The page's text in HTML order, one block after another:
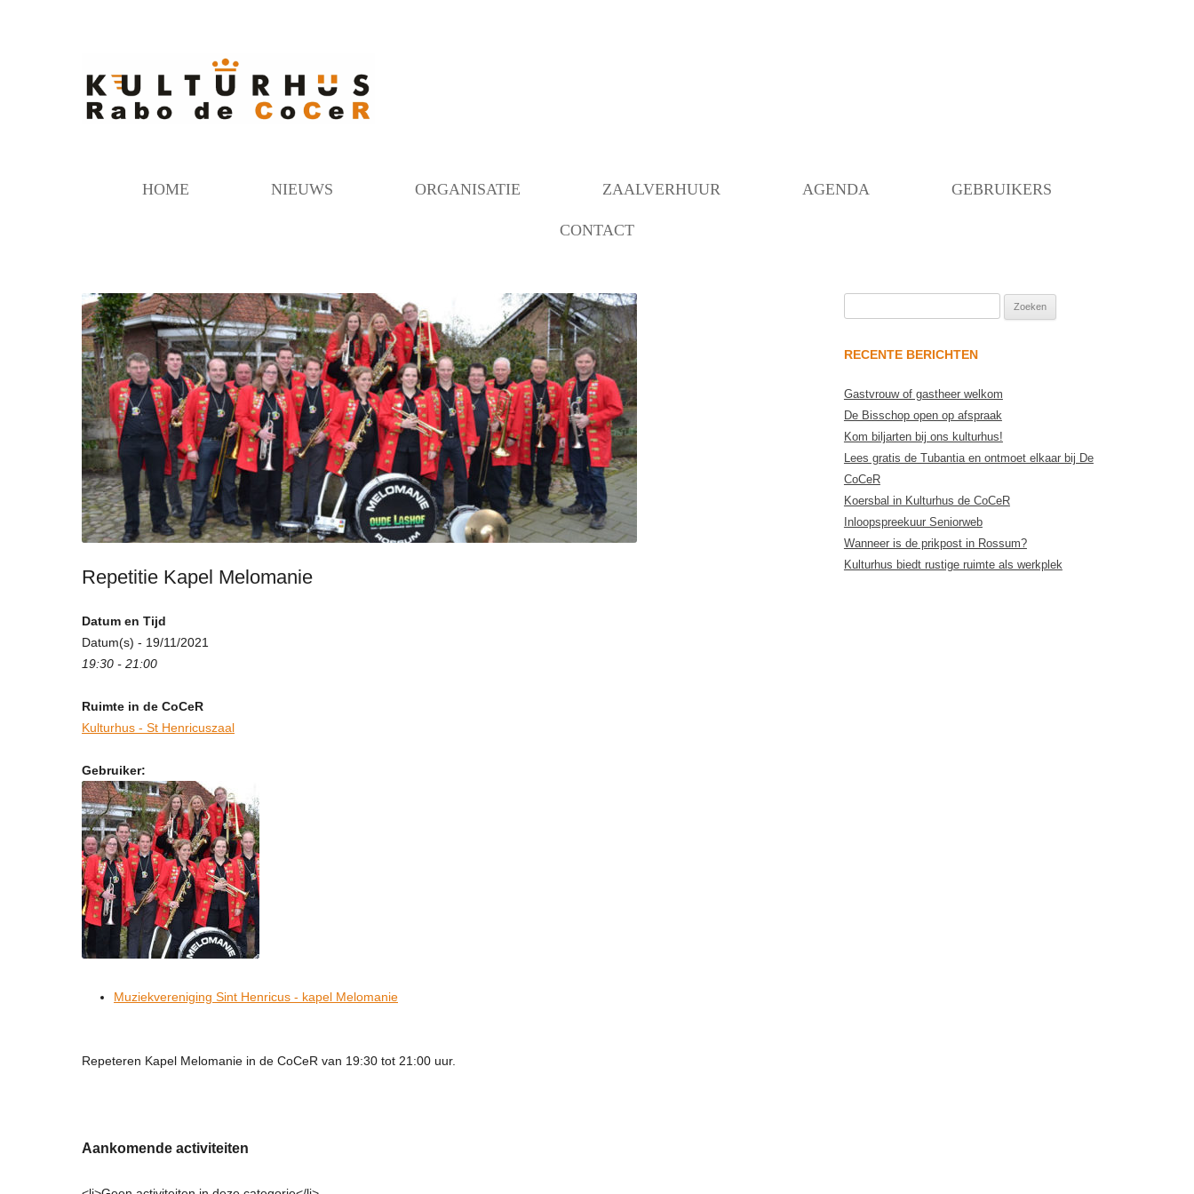
HOME NIEUWS ORGANISATIE
VERBOUWING MOGELIJK
GEMAAKT DOOR…..
COMMUNICATIE/PROGRAMMERING
DECORATIEGROEP
VAKANTIES
FAQ’S
TERRAS BIJ DE COCER
ZAALVERHUUR
BEZETTING RUIMTEN
AGENDA GEBRUIKERS
CONTACT
Repetitie Kapel Melomanie
Datum en Tijd
Datum(s) - 19/11/2021
19:30 - 21:00
Ruimte in de CoCeR
Kulturhus - St Henricuszaal
Gebruiker:
Muziekvereniging Sint Henricus - kapel Melomanie
Repeteren Kapel Melomanie in de CoCeR van 19:30 tot 21:00 uur.
Aankomende activiteiten
RECENTE BERICHTEN
Gastvrouw of gastheer welkom
De Bisschop open op afspraak
Kom biljarten bij ons kulturhus!
Lees gratis de Tubantia en ontmoet elkaar bij De
CoCeR
Koersbal in Kulturhus de CoCeR
Inloopspreekuur Seniorweb
Wanneer is de prikpost in Rossum?
Kulturhus biedt rustige ruimte als werkplek